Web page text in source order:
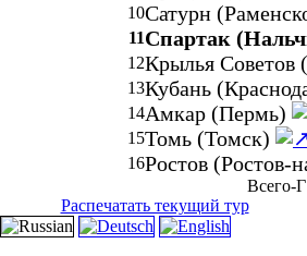
10Сатурн
11Спартак
12Крылья Советов
13Кубань
14Амкар (Пермь)
15Томь (Томск)
16Ростов (Ростов-
Распечатать текущий тур